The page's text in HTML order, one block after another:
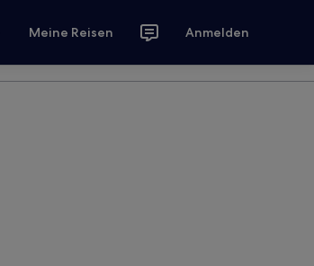
Meine Reisen Anmelden